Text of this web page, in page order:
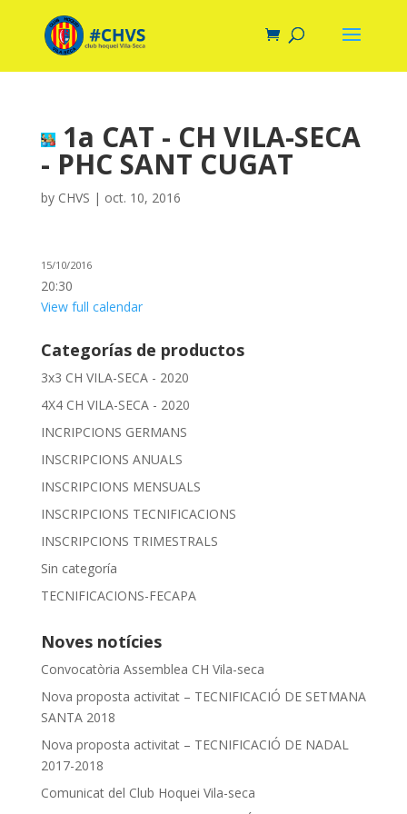
1a CAT - CH VILA-SECA
- PHC SANT CUGAT
by CHVS | oct. 10, 2016
15/10/2016
20:30
View full calendar
Categorías de productos
3x3 CH VILA-SECA - 2020
4X4 CH VILA-SECA - 2020
INCRIPCIONS GERMANS
INSCRIPCIONS ANUALS
INSCRIPCIONS MENSUALS
INSCRIPCIONS TECNIFICACIONS
INSCRIPCIONS TRIMESTRALS
Sin categoría
TECNIFICACIONS-FECAPA
Noves notícies
Convocatòria Assemblea CH Vila-seca
Nova proposta activitat – TECNIFICACIÓ DE SETMANA
SANTA 2018
Nova proposta activitat – TECNIFICACIÓ DE NADAL
2017-2018
Comunicat del Club Hoquei Vila-seca